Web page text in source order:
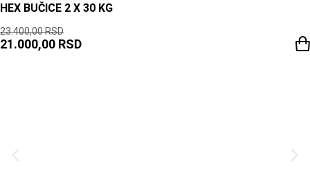
HEX BUČICE 2 X 30 KG
23.400,00RSD
21.000,00 RSD